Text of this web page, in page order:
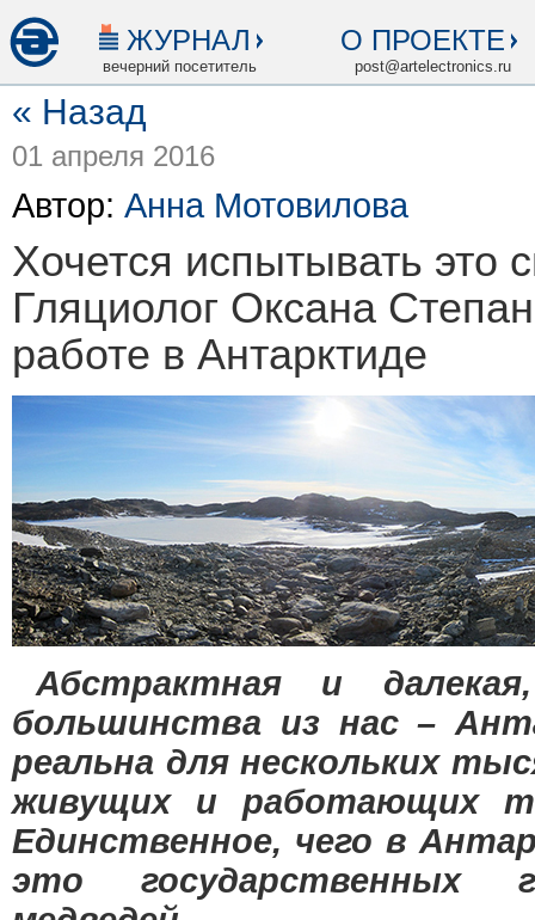
ЖУРНАЛ
вечерний посетитель
О ПРОЕКТЕ
post@artelectronics.ru
« Назад
01 апреля 2016
Автор: Анна Мотовилова
Хочется испытывать это
Гляциолог Оксана
работе в Антарктиде
Абстрактная и
большинства из нас –
реальна для нескольких
живущих и работающих
Единственное, чего в
это